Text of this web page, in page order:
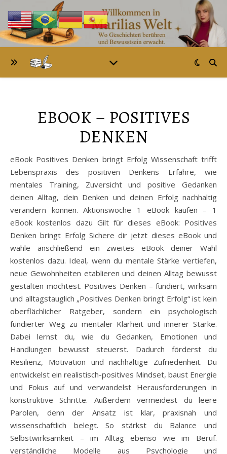
EBOOK – POSITIVES
DENKEN
eBook Positives Denken bringt Erfolg Wissenschaft trifft
Lebenspraxis des positiven Denkens Erfahre, wie
mentales Training, Zuversicht und positive Gedanken
deinen Alltag, dein Denken und deinen Erfolg nachhaltig
verändern können. Aktionswoche 1 eBook kaufen – 1
eBook kostenlos dazu Gilt für dieses eBook: Positives
Denken bringt Erfolg Sichere dir jetzt dieses eBook und
wähle anschließend ein zweites eBook deiner Wahl
kostenlos dazu. Ideal, wenn du mentale Stärke vertiefen,
neue Gewohnheiten etablieren und deinen Alltag bewusst
gestalten möchtest. Positives Denken – fundiert, wirksam
und alltagstauglich „Positives Denken bringt Erfolg“ ist kein
oberflächlicher Ratgeber, sondern ein psychologisch
fundierter Weg zu mentaler Klarheit und innerer Stärke.
Dabei lernst du, wie du Gedanken, Emotionen und
Handlungen bewusst steuerst. Dadurch förderst du
Resilienz, Motivation und nachhaltige Zufriedenheit. Du
entwickelst ein realistisch-positives Mindset, baust Energie
und Fokus auf und verwandelst Herausforderungen in
konstruktive Schritte. Außerdem vermeidest du leere
Parolen, denn der Ansatz ist klar, praxisnah und
wissenschaftlich belegt. So stärkst du Balance und
Selbstwirksamkeit – im Alltag ebenso wie im Beruf.
verständliche Modelle aus Psychologie und